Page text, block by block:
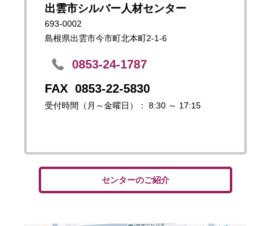
出雲市シルバー人材センター
693-0002
島根県出雲市今市町北本町2-1-6
0853-24-1787
0853-22-5830
受付時間（月～金曜日）： 8:30 ～ 17:15
センターのご紹介